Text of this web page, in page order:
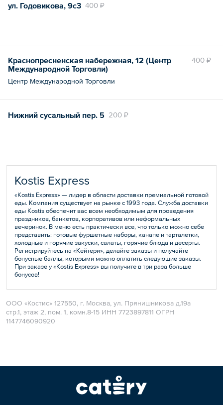
400 ₽
ул. Годовикова, 9с3
400 ₽
Краснопресненская набережная, 12 (Центр
Международной Торговли)
Центр Международной Торговли
200 ₽
Нижний сусальный пер. 5
Kostis Express
«Kostis Express» — лидер в области доставки премиальной готовой
еды. Компания существует на рынке с 1993 года. Служба доставки
еды Kostis обеспечит вас всем необходимым для проведения
праздников, банкетов, корпоративов или неформальных
вечеринок. В меню есть практически все, что только можно себе
представить: готовые фуршетные наборы, канапе и тарталетки,
холодные и горячие закуски, салаты, горячие блюда и десерты.
Регистрируйтесь на «Кейтери», делайте заказы и получайте
бонусные баллы, которыми можно оплатить следующие заказы.
При заказе у «Kostis Express» вы получите в три раза больше
бонусов!
ООО «Костис» 127550, г. Москва, ул. Прянишникова д.19а
стр.1, этаж 2, пом. 1, комн.8-15 ИНН 7723897811 ОГРН
1147746090920